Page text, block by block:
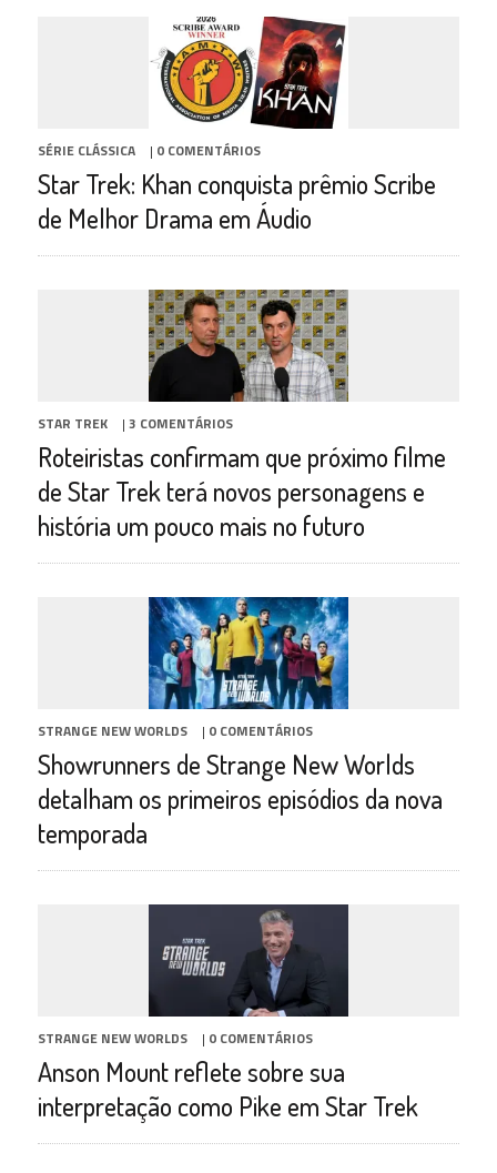
SÉRIE CLÁSSICA | 0 COMENTÁRIOS
Star Trek: Khan conquista prêmio Scribe
de Melhor Drama em Áudio
STAR TREK | 3 COMENTÁRIOS
Roteiristas confirmam que próximo filme
de Star Trek terá novos personagens e
história um pouco mais no futuro
STRANGE NEW WORLDS | 0 COMENTÁRIOS
Showrunners de Strange New Worlds
detalham os primeiros episódios da nova
temporada
STRANGE NEW WORLDS | 0 COMENTÁRIOS
Anson Mount reflete sobre sua
interpretação como Pike em Star Trek